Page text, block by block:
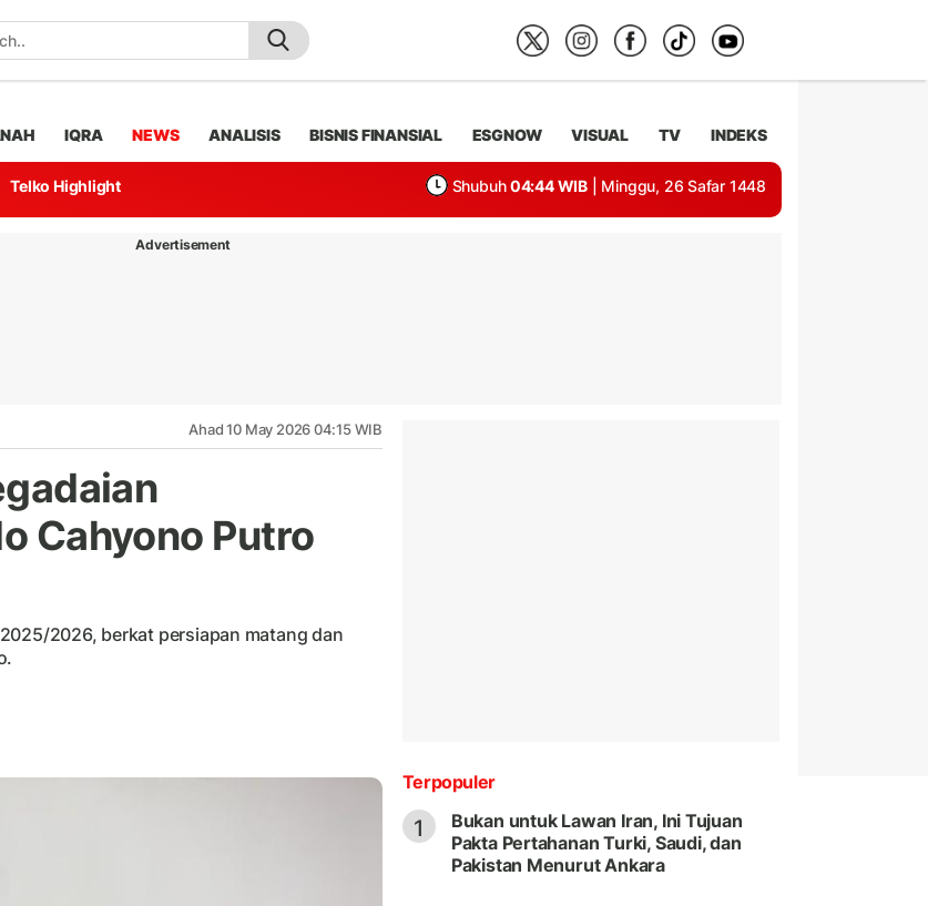
IQRA NEWS ANALISIS BISNIS FINANSIAL ESGNOW VISUAL TV INDEKS
Telko Highlight Shubuh 04:44 WIB | Minggu, 26 Safar 1448
Advertisement
Ahad 10 May 2026 04:15 WIB
Cahyono Putro
2026, berkat persiapan matang dan
Terpopuler
1
Bukan untuk Lawan Iran, Ini Tujuan
Pakta Pertahanan Turki, Saudi, dan
Pakistan Menurut Ankara